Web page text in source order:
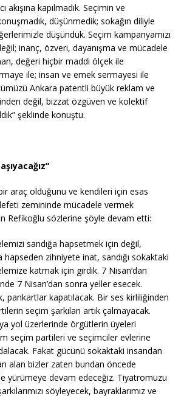
akışına kapılmadık. Seçimin ve
düşünmedik; sokağın diliyle
düşündük. Seçim kampanyamızı
inanç, özveri, dayanışma ve mücadele
değeri hiçbir maddi ölçek ile
ile; insan ve emek sermayesi ile
Ankara patentli büyük reklam ve
değil, bizzat özgüven ve kolektif
şeklinde konuştu.
araç olduğunu ve kendileri için esas
zemininde mücadele vermek
Refikoğlu sözlerine şöyle devam etti:
sandığa hapsetmek için değil,
hapseden zihniyete inat, sandığı sokaktaki
katmak için girdik. 7 Nisan’dan
7 Nisan’dan sonra yeller esecek.
pankartlar kapatılacak. Bir ses kirliliğinden
seçim şarkıları artık çalmayacak.
yol üzerlerinde örgütlerin üyeleri
seçim partileri ve seçimciler evlerine
Fakat gücünü sokaktaki insandan
alan bizler zaten bundan öncede
yürümeye devam edeceğiz. Tiyatromuzu
söyleyecek, bayraklarımız ve